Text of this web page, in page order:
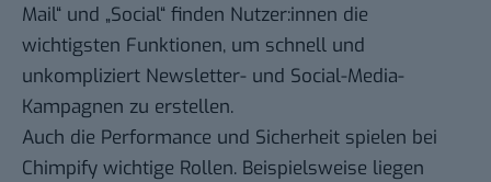
Mail“ und „Social“ finden Nutzer:innen die
wichtigsten Funktionen, um schnell und
unkompliziert Newsletter- und Social-Media-
Kampagnen zu erstellen.
Auch die Performance und Sicherheit spielen bei
Chimpify wichtige Rollen. Beispielsweise liegen